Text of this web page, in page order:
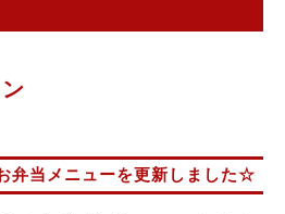
弁当メニューを更新しました☆